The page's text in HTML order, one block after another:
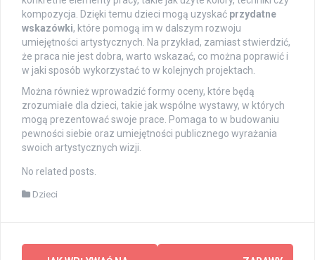
kompozycja. Dzięki temu dzieci mogą uzyskać przydatne
wskazówki, które pomogą im w dalszym rozwoju
umiejętności artystycznych. Na przykład, zamiast stwierdzić,
że praca nie jest dobra, warto wskazać, co można poprawić i
w jaki sposób wykorzystać to w kolejnych projektach.
Można również wprowadzić formy oceny, które będą
zrozumiałe dla dzieci, takie jak wspólne wystawy, w których
mogą prezentować swoje prace. Pomaga to w budowaniu
pewności siebie oraz umiejętności publicznego wyrażania
swoich artystycznych wizji.
No related posts.
Dzieci